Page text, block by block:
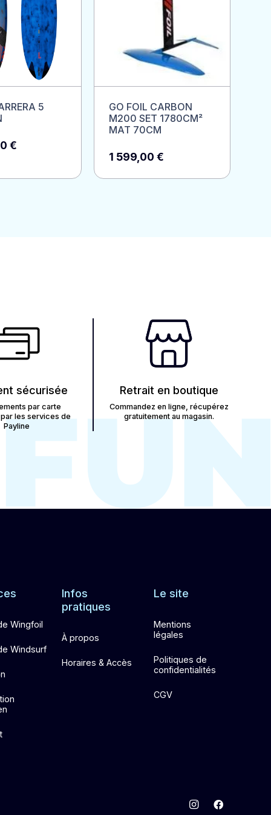
5
€
GO FOIL CARBON
M200 SET 1780CM²
MAT 70CM
1 599,00 €
sécurisée
par carte
les services de
Payline
Retrait en boutique
Commandez en ligne, récupérez
gratuitement au magasin.
Wingfoil
Windsurf
Infos
pratiques
À propos
Horaires & Accès
Le site
Mentions
légales
Politiques de
confidentialités
CGV